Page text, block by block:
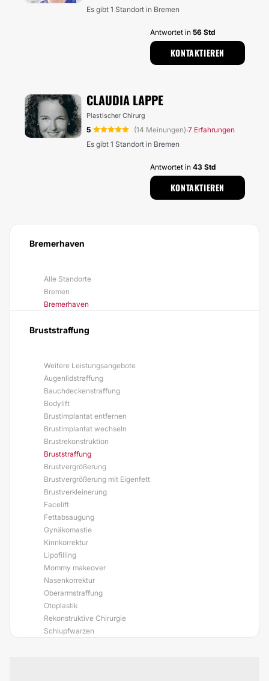
Es gibt 1 Standort in Bremen
Antwortet in 56 Std
KONTAKTIEREN
CLAUDIA LAPPE
Plastischer Chirurg
5 (14 Meinungen)·7 Erfahrungen
Es gibt 1 Standort in Bremen
Antwortet in 43 Std
KONTAKTIEREN
Bremerhaven
Alle Standorte
Bremen
Bremerhaven
Bruststraffung
Weitere Leistungsangebote
Augenlidstraffung
Bauchdeckenstraffung
Bodylift
Brustimplantat entfernen
Brustimplantat wechseln
Brustrekonstruktion
Bruststraffung
Brustvergrößerung
Brustvergrößerung mit Eigenfett
Brustverkleinerung
Facelift
Fettabsaugung
Gynäkomastie
Kinnkorrektur
Lipofilling
Mommy makeover
Nasenkorrektur
Oberarmstraffung
Otoplastik
Rekonstruktive Chirurgie
Schlupfwarzen